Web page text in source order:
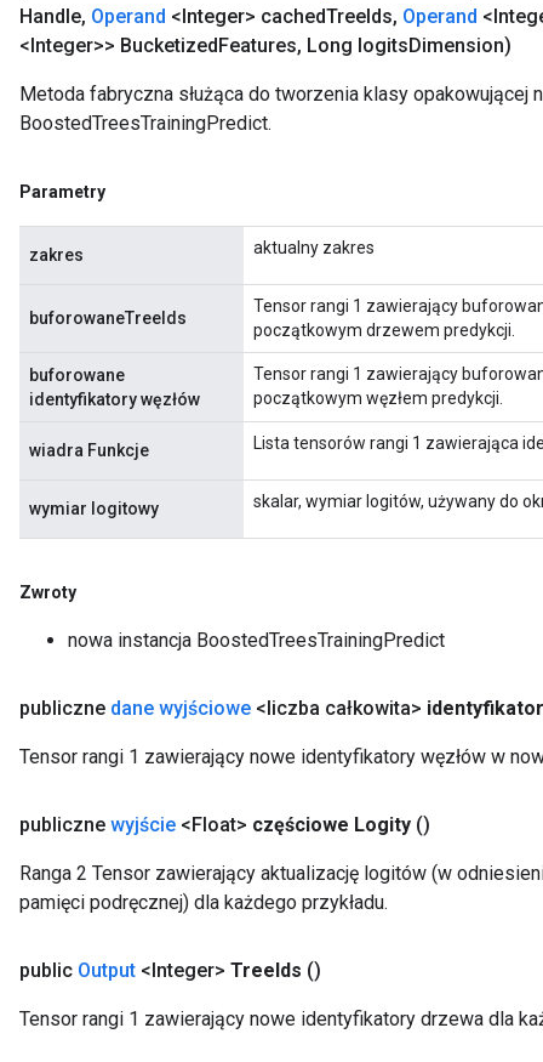
Handle, Operand <Integer> cachedTreeIds, Operand
<Integer>> BucketizedFeatures, Long logitsDimension)
Metoda fabryczna służąca do tworzenia klasy opakowującej
BoostedTreesTrainingPredict.
Parametry
zakres aktualny zakres
buforowaneTreeIds
Tensor rangi 1 zawierający
początkowym drzewem predykcji.
buforowane
identyfikatory węzłów
Tensor rangi 1 zawierający
początkowym węzłem predykcji.
wiadra Funkcje Lista tensorów rangi 1 zawierająca
wymiar logitowy skalar, wymiar logitów, używany do
Zwroty
nowa instancja BoostedTreesTrainingPredict
publiczne dane wyjściowe <liczba całkowita>
Tensor rangi 1 zawierający nowe identyfikatory węzłów w
publiczne wyjście <Float> częściowe Logity ()
Ranga 2 Tensor zawierający aktualizację logitów (w
pamięci podręcznej) dla każdego przykładu.
public Output <Integer> TreeIds ()
Tensor rangi 1 zawierający nowe identyfikatory drzewa dla